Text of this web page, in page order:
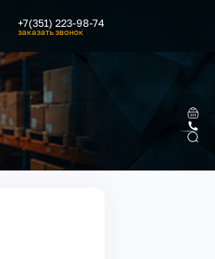
+7(351) 223-98-74
заказать звонок
/